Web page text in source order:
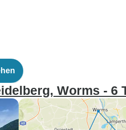
Worms - 6